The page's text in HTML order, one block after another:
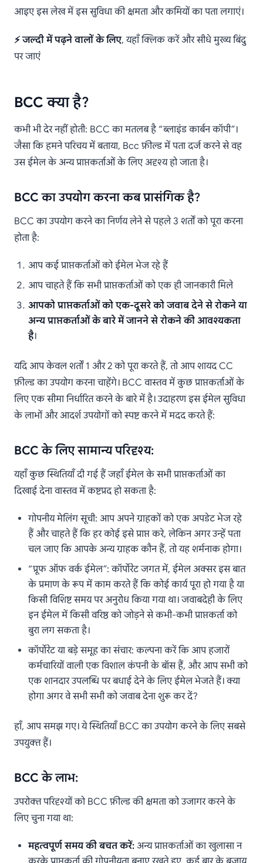
आइए इस लेख में इस सुविधा की क्षमता और कमियों का पता लगाएं।
⚡ जल्दी में पढ़ने वालों के लिए, यहाँ क्लिक करें और सीधे मुख्य बिंदु
पर जाएं
BCC क्या है?
कभी भी देर नहीं होती: BCC का मतलब है “ब्लाइंड कार्बन कॉपी”।
जैसा कि हमने परिचय में बताया, Bcc फ़ील्ड में पता दर्ज करने से वह
उस ईमेल के अन्य प्राप्तकर्ताओं के लिए अदृश्य हो जाता है।
BCC का उपयोग करना कब प्रासंगिक है?
BCC का उपयोग करने का निर्णय लेने से पहले 3 शर्तों को पूरा करना
होता है:
आप कई प्राप्तकर्ताओं को ईमेल भेज रहे हैं
आप चाहते हैं कि सभी प्राप्तकर्ताओं को एक ही जानकारी मिले
आपको प्राप्तकर्ताओं को एक-दूसरे को जवाब देने से रोकने या
अन्य प्राप्तकर्ताओं के बारे में जानने से रोकने की आवश्यकता
है।
यदि आप केवल शर्तों 1 और 2 को पूरा करते हैं, तो आप शायद CC
फ़ील्ड का उपयोग करना चाहेंगे। BCC वास्तव में कुछ प्राप्तकर्ताओं के
लिए एक सीमा निर्धारित करने के बारे में है। उदाहरण इस ईमेल सुविधा
के लाभों और आदर्श उपयोगों को स्पष्ट करने में मदद करते हैं:
BCC के लिए सामान्य परिदृश्य:
यहाँ कुछ स्थितियाँ दी गई हैं जहाँ ईमेल के सभी प्राप्तकर्ताओं का
दिखाई देना वास्तव में कष्टप्रद हो सकता है:
गोपनीय मेलिंग सूची: आप अपने ग्राहकों को एक अपडेट भेज रहे
हैं और चाहते हैं कि हर कोई इसे प्राप्त करे, लेकिन अगर उन्हें पता
चल जाए कि आपके अन्य ग्राहक कौन हैं, तो यह शर्मनाक होगा।
“प्रूफ ऑफ वर्क ईमेल”: कॉर्पोरेट जगत में, ईमेल अक्सर इस बात
के प्रमाण के रूप में काम करते हैं कि कोई कार्य पूरा हो गया है या
किसी विशिष्ट समय पर अनुरोध किया गया था। जवाबदेही के लिए
इन ईमेल में किसी वरिष्ठ को जोड़ने से कभी-कभी प्राप्तकर्ता को
बुरा लग सकता है।
कॉर्पोरेट या बड़े समूह का संचार: कल्पना करें कि आप हजारों
कर्मचारियों वाली एक विशाल कंपनी के बॉस हैं, और आप सभी को
एक शानदार उपलब्धि पर बधाई देने के लिए ईमेल भेजते हैं। क्या
होगा अगर वे सभी सभी को जवाब देना शुरू कर दें?
हाँ, आप समझ गए। ये स्थितियाँ BCC का उपयोग करने के लिए सबसे
उपयुक्त हैं।
BCC के लाभ:
उपरोक्त परिदृश्यों को BCC फ़ील्ड की क्षमता को उजागर करने के
लिए चुना गया था:
महत्वपूर्ण समय की बचत करें: अन्य प्राप्तकर्ताओं का खुलासा न